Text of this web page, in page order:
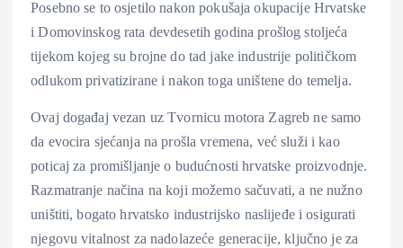
Posebno se to osjetilo nakon pokušaja okupacije Hrvatske
i Domovinskog rata devdesetih godina prošlog stoljeća
tijekom kojeg su brojne do tad jake industrije političkom
odlukom privatizirane i nakon toga uništene do temelja.
Ovaj događaj vezan uz Tvornicu motora Zagreb ne samo
da evocira sjećanja na prošla vremena, već služi i kao
poticaj za promišljanje o budućnosti hrvatske proizvodnje.
Razmatranje načina na koji možemo sačuvati, a ne nužno
uništiti, bogato hrvatsko industrijsko naslijeđe i osigurati
njegovu vitalnost za nadolazeće generacije, ključno je za